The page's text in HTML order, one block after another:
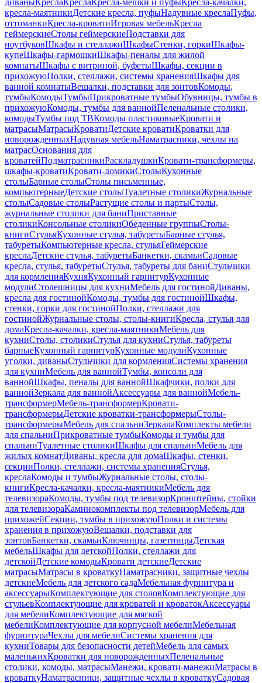
диваныКреслаКреслаКресла-мешки и пуфыКресла-качалки,
кресла-маятникиДетские кресла, пуфыНадувные креслаПуфы,
оттоманкиКресла-кроватиИгровая мебельКресла
геймерскиеСтолы геймерскиеПодставки для
ноутбуковШкафы и стеллажиШкафыСтенки, горкиШкафы-
купеШкафы-гармошкиШкафы-пеналы для жилой
комнатыШкафы с витриной, буфетыШкафы, секции в
прихожуюПолки, стеллажи, системы храненияШкафы для
ванной комнатыВешалки, подставки для зонтовКомоды,
тумбыКомодыТумбыПрикроватные тумбыОбувницы, тумбы в
прихожуюКомоды, тумбы для ваннойПеленальные столики,
комодыТумбы под ТВКомоды пластиковыеКровати и
матрасыМатрасыКроватиДетские кроватиКроватки для
новорожденныхНадувная мебельНаматрасники, чехлы на
матрасОснования для
кроватейПодматрасникиРаскладушкиКровати-трансформеры,
шкафы-кроватиКровати-домикиСтолыКухонные
столыБарные столыСтолы письменные,
компьютерныеДетские столыТуалетные столикиЖурнальные
столыСадовые столыРастущие столы и партыСтолы,
журнальные столики для баниПриставные
столикиКонсольные столикиОбеденные группыСтолы-
книгиСтульяКухонные стулья, табуретыБарные стулья,
табуретыКомпьютерные кресла, стульяГеймерские
креслаДетские стулья, табуретыБанкетки, скамьиСадовые
кресла, стулья, табуретыСтулья, табуреты для баниСтульчики
для кормленияКухняКухонный гарнитурКухонные
модулиСтолешницы для кухниМебель для гостинойДиваны,
кресла для гостинойКомоды, тумбы для гостинойШкафы,
стенки, горки для гостинойПолки, стеллажи для
гостинойЖурнальные столы, столы-книгиКресла, стулья для
домаКресла-качалки, кресла-маятникиМебель для
кухниСтолы, столикиСтулья для кухниСтулья, табуреты
барныеКухонный гарнитурКухонные модулиКухонные
уголки, диваныСтульчики для кормленияСистемы хранения
для кухниМебель для ваннойТумбы, консоли для
ваннойШкафы, пеналы для ваннойШкафчики, полки для
ваннойЗеркала для ваннойАксессуары для ваннойМебель-
трансформерМебель-трансформерКровати-
трансформерыДетские кроватки-трансформерыСтолы-
трансформерыМебель для спальниЗеркалаКомплекты мебели
для спальниПрикроватные тумбыКомоды и тумбы для
спальниТуалетные столикиШкафы для спальниМебель для
жилых комнатДиваны, кресла для домаШкафы, стенки,
секцииПолки, стеллажи, системы храненияСтулья,
креслаКомоды и тумбыЖурнальные столы, столы-
книгиКресла-качалки, кресла-маятникиМебель для
телевизораКомоды, тумбы под телевизорКронштейны, стойки
для телевизораКаминокомплекты под телевизорМебель для
прихожейСекции, тумбы в прихожуюПолки и системы
хранения в прихожуюВешалки, подставки для
зонтовБанкетки, скамьиКлючницы, газетницыДетская
мебельШкафы для детскойПолки, стеллажи для
детскойДетские комодыКровати детскиеДетские
матрасыМатрасы в кроваткуНаматрасники, защитные чехлы
детскиеМебель для детского садаМебельная фурнитура и
аксессуарыКомплектующие для столовКомплектующие для
стульевКомплектующие для кроватей и кроватокАксессуары
для мебелиКомплектующие для мягкой
мебелиКомплектующие для корпусной мебелиМебельная
фурнитураЧехлы для мебелиСистемы хранения для
кухниТовары для безопасности детейМебель для самых
маленькихКроватки для новорожденныхПеленальные
столики, комоды, матрасыМанежи, кровати-манежиМатрасы в
кроваткуНаматрасники, защитные чехлы в кроваткуСадовая